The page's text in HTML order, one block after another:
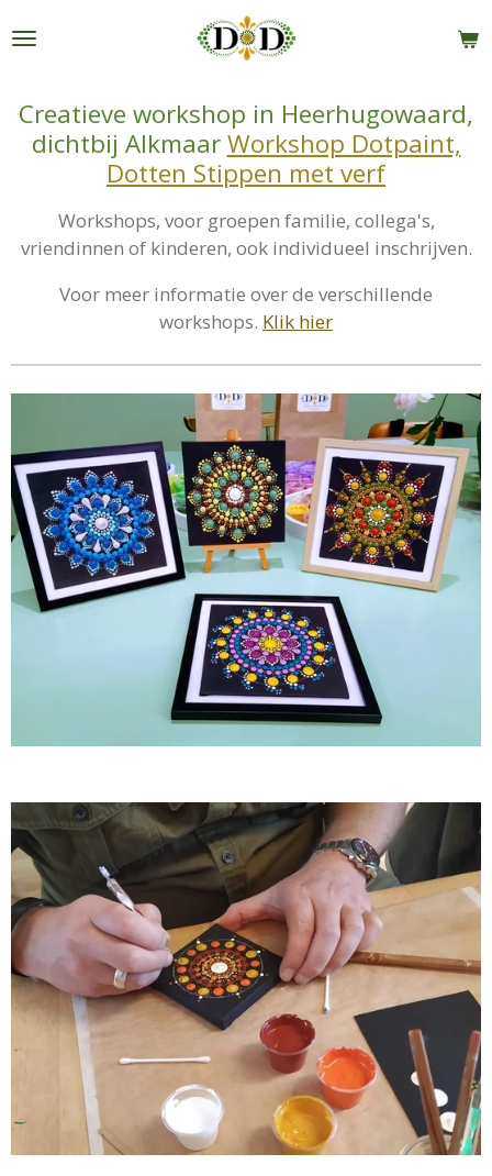
direct
de
hoofdinhoud
Creatieve workshop in Heerhugowaard,
dichtbij AlkmaarWorkshop Dotpaint,
Dotten Stippen met verf
Workshops, voor groepen familie, collega's,
vriendinnen of kinderen, ook individueel inschrijven.
Voor meer informatie over de verschillende
workshops. Klik hier